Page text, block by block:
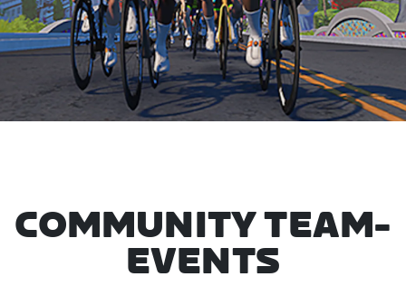
COMMUNITY TEAM-
EVENTS